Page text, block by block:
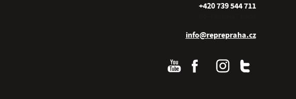
+420 739 544 711
info@reprepraha.cz